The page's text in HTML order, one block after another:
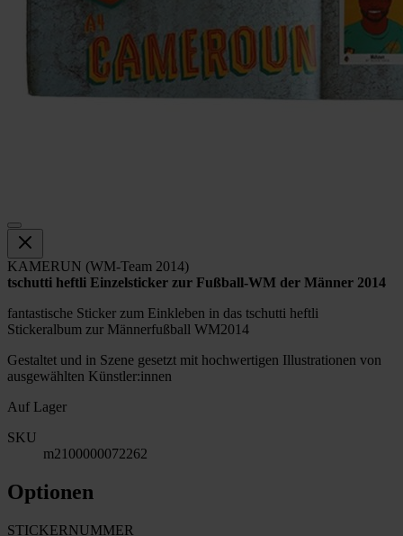
KAMERUN (WM-Team 2014)
tschutti heftli Einzelsticker zur Fußball-WM der Männer 2014
fantastische Sticker zum Einkleben in das tschutti heftli
Stickeralbum zur Männerfußball WM2014
Gestaltet und in Szene gesetzt mit hochwertigen Illustrationen von
ausgewählten Künstler:innen
Auf Lager
SKU
m2100000072262
Optionen
STICKERNUMMER